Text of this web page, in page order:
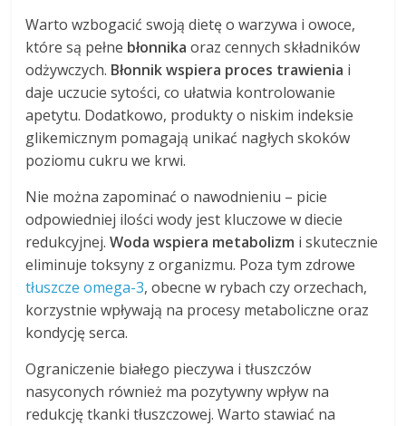
Warto wzbogacić swoją dietę o warzywa i owoce,
które są pełne błonnika oraz cennych składników
odżywczych. Błonnik wspiera proces trawienia i
daje uczucie sytości, co ułatwia kontrolowanie
apetytu. Dodatkowo, produkty o niskim indeksie
glikemicznym pomagają unikać nagłych skoków
poziomu cukru we krwi.
Nie można zapominać o nawodnieniu – picie
odpowiedniej ilości wody jest kluczowe w diecie
redukcyjnej.Woda wspiera metabolizm i skutecznie
eliminuje toksyny z organizmu. Poza tym zdrowe
tłuszcze omega-3, obecne w rybach czy orzechach,
korzystnie wpływają na procesy metaboliczne oraz
kondycję serca.
Ograniczenie białego pieczywa i tłuszczów
nasyconych również ma pozytywny wpływ na
redukcję tkanki tłuszczowej. Warto stawiać na